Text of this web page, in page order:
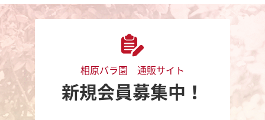
相原バラ園 通販サイト
新規会員募集中！